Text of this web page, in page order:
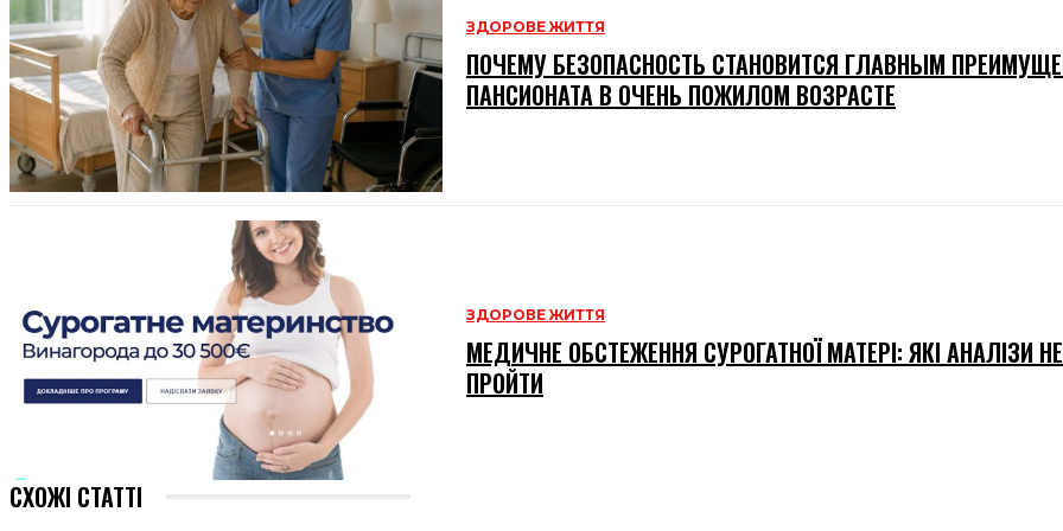
ЗДОРОВЕ ЖИТТЯ
ПОЧЕМУ БЕЗОПАСНОСТЬ СТАНОВИТСЯ ГЛАВНЫМ
ПАНСИОНАТА В ОЧЕНЬ ПОЖИЛОМ ВОЗРАСТЕ
ЗДОРОВЕ ЖИТТЯ
МЕДИЧНЕ ОБСТЕЖЕННЯ СУРОГАТНОЇ МАТЕРІ: ЯКІ АНАЛІЗИ
ПРОЙТИ
СХОЖІ СТАТТІ